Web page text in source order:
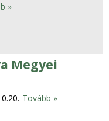
»
Megyei
Tovább »